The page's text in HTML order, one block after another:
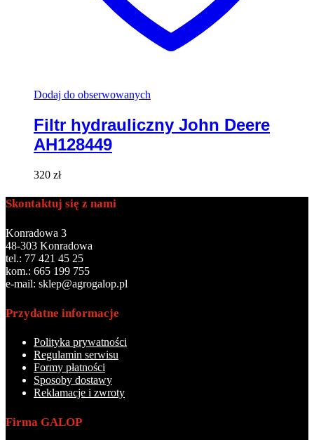
Dodaj do obserwowanych
Filtr hydrauliczny John Deere
AH128449
320 zł
Skontaktuj się z nami
Konradowa 3
48-303 Konradowa
tel.: 77 421 45 25
kom.: 665 199 755
e-mail: sklep@agrogalop.pl
Przydatne informacje
Polityka prywatności
Regulamin serwisu
Formy płatności
Sposoby dostawy
Reklamacje i zwroty
Firma GALOP